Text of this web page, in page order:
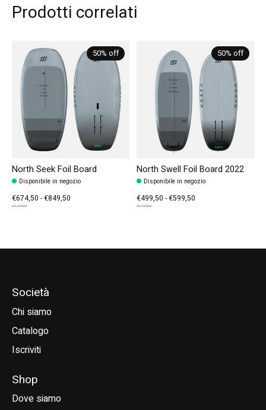
Prodotti correlati
Carousel items 50% off
North Seek Foil Board
Disponibile in negozio
€674,50 - €849,50
€1.449,00
50% off
North Swell Foil Board 2022
Disponibile in negozio
€499,50 - €599,50
€1.199,00
Società
Chi siamo
Catalogo
Iscriviti
Shop
Dove siamo